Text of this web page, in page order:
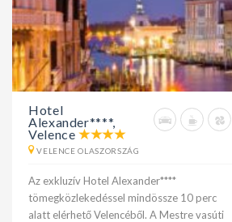
Hotel
Alexander****,
Velence
VELENCE OLASZORSZÁG
Az exkluzív Hotel Alexander****
tömegközlekedéssel mindössze 10 perc
alatt elérhető Velencéből. A Mestre vasúti